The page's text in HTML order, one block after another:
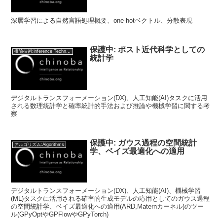
深層学習による自然言語処理概要、one-hotベクトル、分散表現
推論技術:inference Technology
保護中: ポスト近代科学としての
統計学
デジタルトランスフォーメーション(DX)、人工知能(AI)タスクに活用
される数理統計学と確率統計的手法および推論や機械学習に関する考
察
アルゴリズム:Algorithms
保護中: ガウス過程の空間統計
学、ベイズ最適化への適用
デジタルトランスフォーメーション(DX)、人工知能(AI)、機械学習
(ML)タスクに活用される確率的生成モデルの応用としてのガウス過程
の空間統計学、ベイズ最適化への適用(ARD,Maternカーネル)のツー
ル(GPyOptやGPFlowやGPyTorch)